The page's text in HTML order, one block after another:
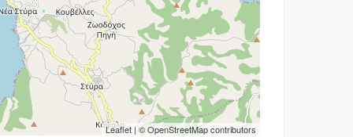
Leaflet | ©OpenStreetMapcontributors